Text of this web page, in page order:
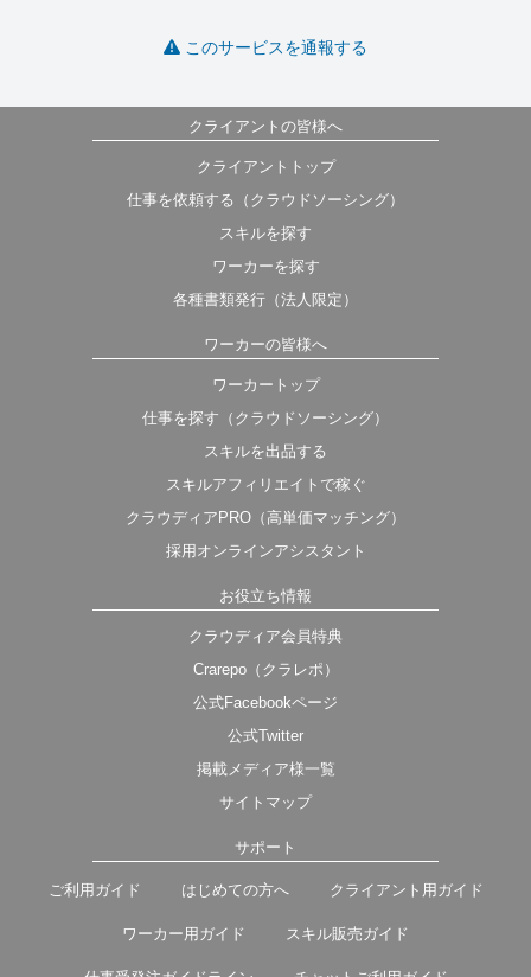
このサービスを通報する
クライアントの皆様へ
クライアントトップ
仕事を依頼する（クラウドソーシング）
スキルを探す
ワーカーを探す
各種書類発行（法人限定）
ワーカーの皆様へ
ワーカートップ
仕事を探す（クラウドソーシング）
スキルを出品する
スキルアフィリエイトで稼ぐ
クラウディアPRO（高単価マッチング）
採用オンラインアシスタント
お役立ち情報
クラウディア会員特典
Crarepo（クラレポ）
公式Facebookページ
公式Twitter
掲載メディア様一覧
サイトマップ
サポート
ご利用ガイド はじめての方へ クライアント用ガイド
ワーカー用ガイド スキル販売ガイド